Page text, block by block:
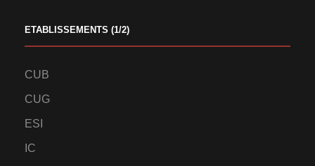
ETABLISSEMENTS (1/2)
CUB
CUG
ESI
IC